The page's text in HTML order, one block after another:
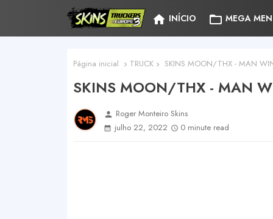
home INÍCIO folder_open MEGA
Página inicial TRUCK SKINS MOON/THX - MAN
SKINS MOON/THX - MAN
person Roger Monteiro Skins
julho 22, 2022
0 minute read